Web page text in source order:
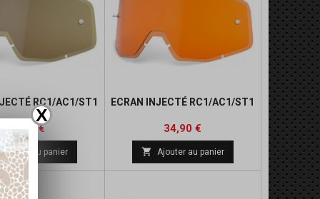
X
RC1/AC1/ST1
Prix
34,90 €
Ajouter au panier
ECRAN INJECTÉ RC1/AC1/ST1
Prix
34,90 €
 Ajouter au panier